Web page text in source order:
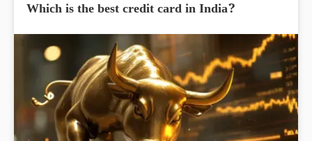
Which is the best credit card in India?